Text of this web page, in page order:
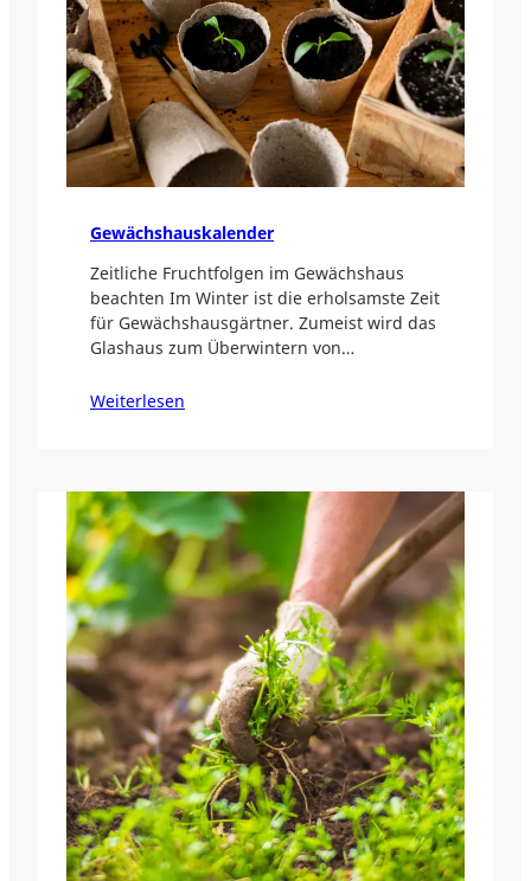
Gewächshauskalender
Zeitliche Fruchtfolgen im Gewächshaus
beachten Im Winter ist die erholsamste Zeit
für Gewächshausgärtner. Zumeist wird das
Glashaus zum Überwintern von…
Weiterlesen